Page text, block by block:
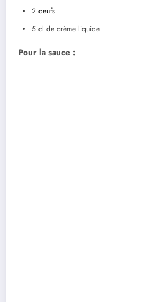
2 oeufs
5 cl de crème liquide
Pour la sauce :